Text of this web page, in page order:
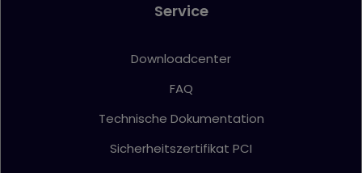
Service
Downloadcenter
FAQ
Technische Dokumentation
Sicherheitszertifikat PCI